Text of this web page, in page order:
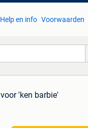
Help en info Voorwaarden
voor 'ken barbie'